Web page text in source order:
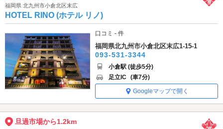
福岡県 北九州市小倉北区末広
HOTEL RINO (ホテル リノ)
口コミ - 件
福岡県北九州市小倉北区末広1-15-1
093-531-3344
小倉駅 (徒歩5分)
足立IC (車7分)
Googleマップで開く
旦過市場から1.2km